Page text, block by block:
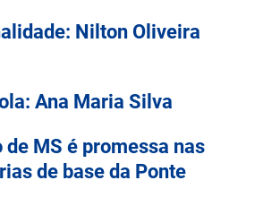
Nilton Oliveira
Ana Maria Silva
de MS é promessa nas
de base da Ponte